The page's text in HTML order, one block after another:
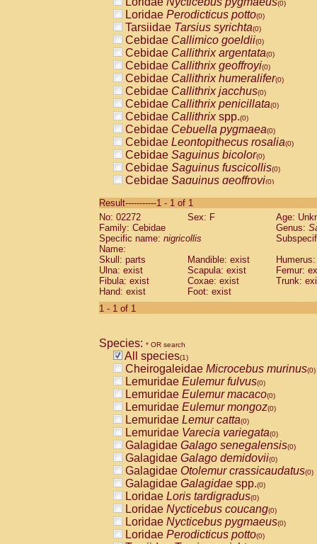
(0)
Loridae Perodicticus potto(0)
Tarsiidae Tarsius syrichta(0)
Cebidae Callimico goeldii(0)
Cebidae Callithrix argentata(0)
Cebidae Callithrix geoffroyi(0)
Cebidae Callithrix humeralifer(0)
Cebidae Callithrix jacchus(0)
Cebidae Callithrix penicillata(0)
Cebidae Callithrixspp.(0)
Cebidae Cebuella pygmaea(0)
Cebidae Leontopithecus rosalia(0)
Cebidae Saguinus bicolor(0)
Cebidae Saguinus fuscicollis(0)
Cebidae Saguinus geoffroyi(0)
CebidaeSaguinus labiatus(0)
Cebidae Saguinus leucopus (0)
Cebidae
CebidaeSaguinus mystax
Cebidae Saguinus nigricollis (1)
Cebidae Saguinus oedipus
Cebidae Saguinus weddelli
Cebidae Saguinusspp.
Cebidae
CebidaeCebus capucinus
CebidaeCebus nigrivittatus
CebidaeCebus spp.(0)
CebidaeSaimiri boliviensis(0)
CebidaeSaimiri sciureus(0)
AtelidaeAlouatta caraya(0)
AtelidaeAlouatta fusca(0)
AtelidaeAlouatta seniculus(0)
AtelidaeAlouattaspp.(0)
AtelidaeAteles belzebuth(0)
AtelidaeAteles geoffroyi(0)
AtelidaeAteles paniscus(0)
AtelidaeAtelesspp.(0)
AtelidaeLagothrix lagothricha(0)
AtelidaeLagothrix lagothricha cana
PitheciidaeCacajao calvus
Result-----------1 - 1 of 1
No: 02272
Sex: F
Age:
Family: Cebidae
Genus:
Specific name: nigricollis
Name:
Skull: parts
Mandible: exist
Ulna: exist
Scapula: exist
Femur:
Fibula: exist
Coxae: exist
Trunk:
Hand: exist
Foot: exist
1 - 1 of 1
Species: * OR search
All species(1)
Cheirogaleidae Microcebus murinus(0)
Lemuridae Eulemur fulvus(0)
Lemuridae Eulemur macaco(0)
Lemuridae Eulemur mongoz(0)
Lemuridae Lemur catta(0)
Lemuridae Varecia variegata(0)
Galagidae Galago senegalensis(0)
Galagidae Galago demidovii(0)
Galagidae Otolemur crassicaudatus(0)
Galagidae Galagidae spp.(0)
Loridae Loris tardigradus(0)
Loridae Nycticebus coucang(0)
Loridae Nycticebus pygmaeus(0)
Loridae Perodicticus potto(0)